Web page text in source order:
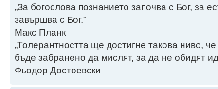
„За богослова познанието започва с Бог, за
завършва с Бог."
Макс Планк
„Толерантността ще достигне такова ниво,
бъде забранено да мислят, за да не обидят
Фьодор Достоевски